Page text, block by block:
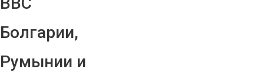
Болгарии,
Румынии и